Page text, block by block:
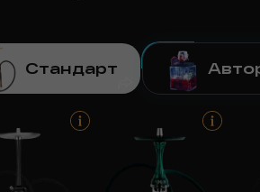
Стандарт